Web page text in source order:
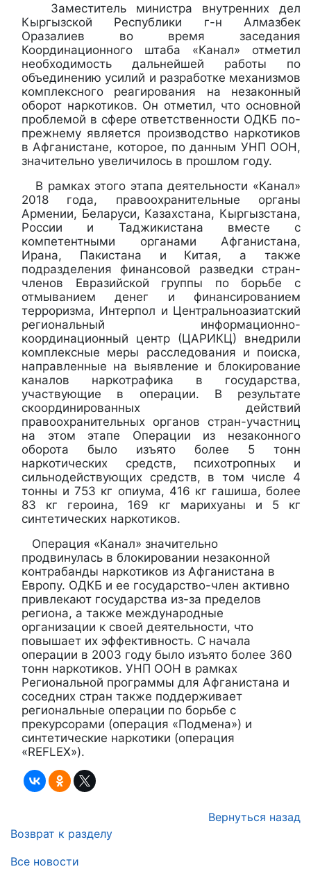
Заместитель министра внутренних дел
Кыргызской Республики г-н Алмазбек
Оразалиев во время заседания
Координационного штаба «Канал» отметил
необходимость дальнейшей работы по
объединению усилий и разработке механизмов
комплексного реагирования на незаконный
оборот наркотиков. Он отметил, что основной
проблемой в сфере ответственности ОДКБ по-
прежнему является производство наркотиков
в Афганистане, которое, по данным УНП ООН,
значительно увеличилось в прошлом году.
В рамках этого этапа деятельности «Канал»
2018 года, правоохранительные органы
Армении, Беларуси, Казахстана, Кыргызстана,
России и Таджикистана вместе с
компетентными органами Афганистана,
Ирана, Пакистана и Китая, а также
подразделения финансовой разведки стран-
членов Евразийской группы по борьбе с
отмыванием денег и финансированием
терроризма, Интерпол и Центральноазиатский
региональный информационно-
координационный центр (ЦАРИКЦ) внедрили
комплексные меры расследования и поиска,
направленные на выявление и блокирование
каналов наркотрафика в государства,
участвующие в операции. В результате
скоординированных действий
правоохранительных органов стран-участниц
на этом этапе Операции из незаконного
оборота было изъято более 5 тонн
наркотических средств, психотропных и
сильнодействующих средств, в том числе 4
тонны и 753 кг опиума, 416 кг гашиша, более
83 кг героина, 169 кг марихуаны и 5 кг
синтетических наркотиков.
Операция «Канал» значительно
продвинулась в блокировании незаконной
контрабанды наркотиков из Афганистана в
Европу. ОДКБ и ее государство-член активно
привлекают государства из-за пределов
региона, а также международные
организации к своей деятельности, что
повышает их эффективность. С начала
операции в 2003 году было изъято более 360
тонн наркотиков. УНП ООН в рамках
Региональной программы для Афганистана и
соседних стран также поддерживает
региональные операции по борьбе с
прекурсорами (операция «Подмена») и
синтетические наркотики (операция
«REFLEX»).
Вернуться назад
Возврат к разделу
Все новости